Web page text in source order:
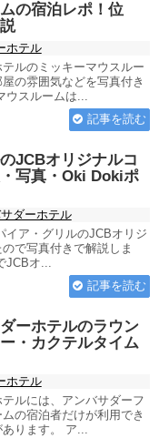
の宿泊レポ！位
ホテル
ルのミッキーマウスルー
の雰囲気などを写真付き
ウスルームは...
記事を読む
JCBオリジナルコ
写真・Oki Dokiポ
ダーホテル
イア・グリルのJCBオリジ
で写真付きで解説しま
JCBオ...
記事を読む
ーホテルのラウン
・カクテルタイム
ホテル
ルには、アンバサダーフ
の宿泊者だけが利用でき
ります。 ア...